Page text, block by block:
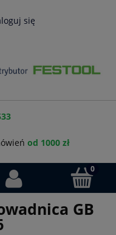
się
od 1000 zł
GB